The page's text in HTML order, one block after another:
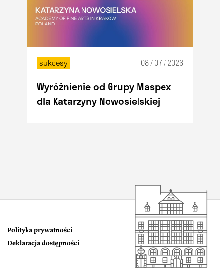
sukcesy 08 / 07 / 2026
Wyróżnienie od Grupy Maspex
dla Katarzyny Nowosielskiej
Polityka prywatności
Deklaracja dostępności